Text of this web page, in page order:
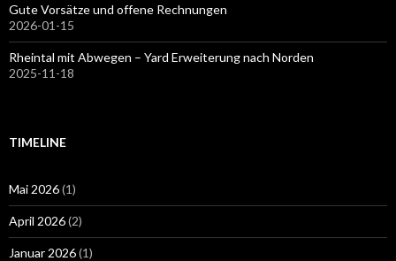
Gute Vorsätze und offene Rechnungen
2026-01-15
Rheintal mit Abwegen – Yard Erweiterung nach Norden
2025-11-18
TIMELINE
Mai 2026(1)
April 2026(2)
Januar 2026(1)